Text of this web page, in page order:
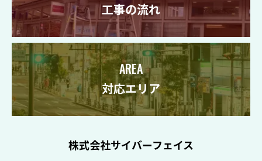
工事の流れ
AREA
対応エリア
株式会社サイバーフェイス